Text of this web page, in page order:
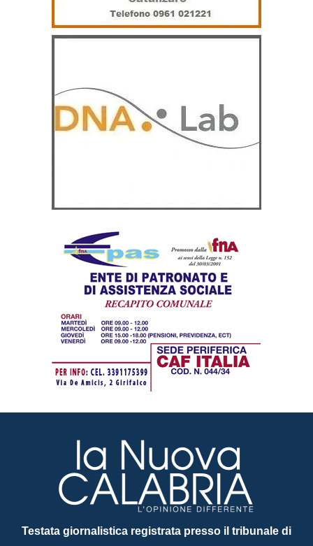
Testata giornalistica registrata presso il tribunale di